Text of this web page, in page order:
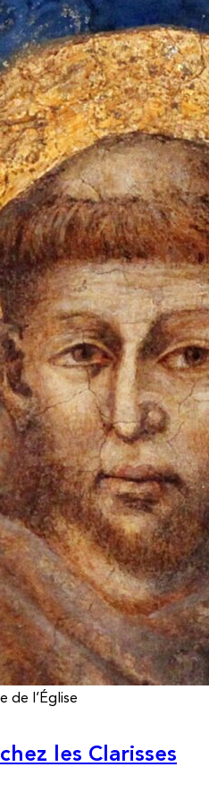
de l’Église
les Clarisses